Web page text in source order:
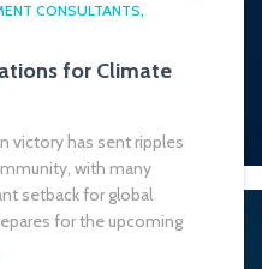
CONSULTANTS
for Climate
victory has sent ripples
with many
setback for global
for the upcoming